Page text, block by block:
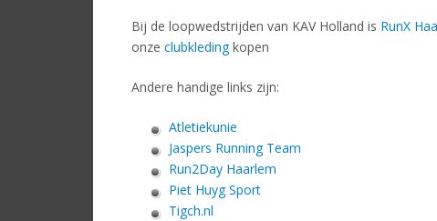
Bij de loopwedstrijden van KAV Holland is RunX
onze clubkledingkopen
Andere handige links zijn:
Atletiekunie
Jaspers Running Team
Run2Day Haarlem
Piet Huyg Sport
Tigch.nl